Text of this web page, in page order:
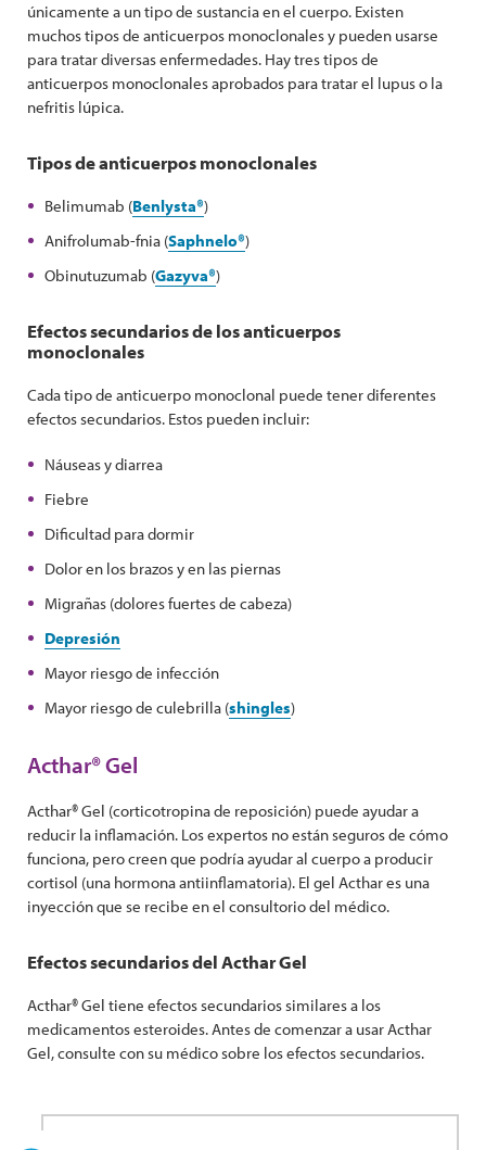
únicamente a un tipo de sustancia en el cuerpo. Existen
muchos tipos de anticuerpos monoclonales y pueden usarse
para tratar diversas enfermedades. Hay tres tipos de
anticuerpos monoclonales aprobados para tratar el lupus o la
nefritis lúpica.
Tipos de anticuerpos monoclonales
Belimumab (Benlysta®)
Anifrolumab-fnia (Saphnelo®)
Obinutuzumab (Gazyva®)
Efectos secundarios de los anticuerpos
monoclonales
Cada tipo de anticuerpo monoclonal puede tener diferentes
efectos secundarios. Estos pueden incluir:
Náuseas y diarrea
Fiebre
Dificultad para dormir
Dolor en los brazos y en las piernas
Migrañas (dolores fuertes de cabeza)
Depresión
Mayor riesgo de infección
Mayor riesgo de culebrilla (shingles)
Acthar® Gel
Acthar® Gel (corticotropina de reposición) puede ayudar a
reducir la inflamación. Los expertos no están seguros de cómo
funciona, pero creen que podría ayudar al cuerpo a producir
cortisol (una hormona antiinflamatoria). El gel Acthar es una
inyección que se recibe en el consultorio del médico.
Efectos secundarios del Acthar Gel
Acthar® Gel tiene efectos secundarios similares a los
medicamentos esteroides. Antes de comenzar a usar Acthar
Gel, consulte con su médico sobre los efectos secundarios.